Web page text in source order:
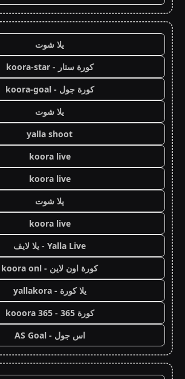
يلا شوت
كورة ستار - koora-star
كورة جول - koora-goal
يلا شوت
yalla shoot
koora live
koora live
يلا شوت
koora live
Yalla Live - يلا لايف
كورة اون لاين - koora onl
يلا كورة - yallakora
كورة 365 - kooora 365
اس جول - AS Goal